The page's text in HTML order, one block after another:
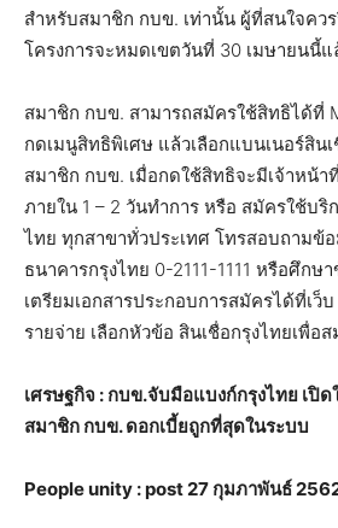
สำหรับสมาชิก กบข. เท่านั้น ผู้ที่สนใจคว
โครงการจะหมดเขตวันที่ 30 เมษายนนี้แ
สมาชิก กบข. สามารถสมัครใช้สิทธิได้ที่
กดเมนูสิทธิพิเศษ แล้วเลือกแบนเนอร์สิน
สมาชิก กบข. เมื่อกดใช้สิทธิจะมีเจ้าหน้
ภายใน 1 – 2 วันทำการ หรือ สมัครใช้บริ
ไทย ทุกสาขาทั่วประเทศ โทรสอบถามข้
ธนาคารกรุงไทย 0-2111-1111 หรือศึกษ
เตรียมเอกสารประกอบการสมัครได้ที่เว็
รายจ่าย เลือกหัวข้อ สินเชื่อกรุงไทยเพื่อ
เศรษฐกิจ : กบข.จับมือแบงก์กรุงไทย เปิ
สมาชิก กบข. ดอกเบี้ยถูกที่สุดในระบบ
People unity : post 27 กุมภาพันธ์